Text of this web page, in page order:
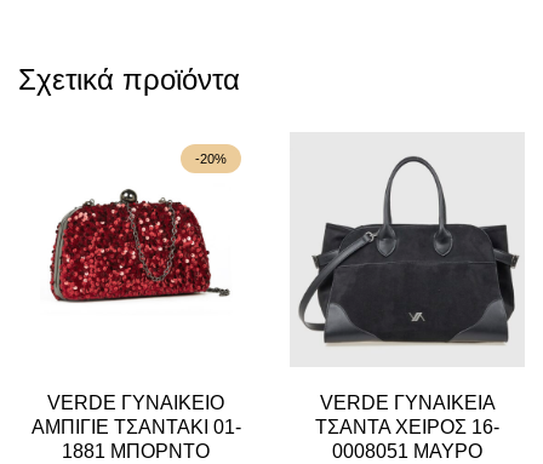
Σχετικά προϊόντα
-20%
VERDE ΓΥΝΑΙΚΕΙΟ
ΑΜΠΙΓΙΕ ΤΣΑΝΤΑΚΙ 01-
1881 ΜΠΟΡΝΤΟ
VERDE ΓΥΝΑΙΚΕΙΑ
ΤΣΑΝΤΑ ΧΕΙΡΟΣ 16-
0008051 ΜΑΥΡΟ